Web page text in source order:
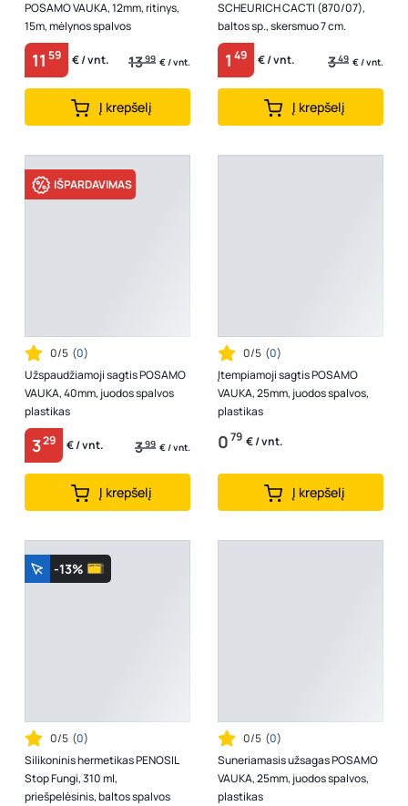
POSAMO VAUKA, 12mm, ritinys,
15m, mėlynos spalvos
11 59 € / vnt. 1399 € / vnt.
Į krepšelį
SCHEURICH CACTI (870/07),
baltos sp., skersmuo 7 cm.
1 49 € / vnt. 349 € / vnt.
Į krepšelį
IŠPARDAVIMAS
0/5 (0)
Užspaudžiamoji sagtis POSAMO
VAUKA, 40mm, juodos spalvos
plastikas
329 € / vnt. 399 € / vnt.
Į krepšelį
0/5 (0)
Įtempiamoji sagtis POSAMO
VAUKA, 25mm, juodos spalvos,
plastikas
079 € / vnt.
Į krepšelį
-13%
0/5 (0)
Silikoninis hermetikas PENOSIL
Stop Fungi, 310 ml,
priešpelėsinis, baltos spalvos
0/5 (0)
Suneriamasis užsagas POSAMO
VAUKA, 25mm, juodos spalvos,
plastikas